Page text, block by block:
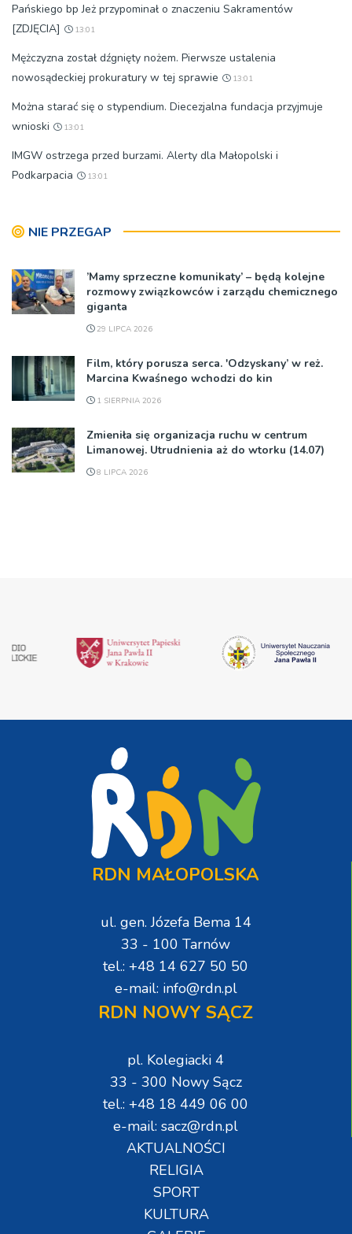
Pańskiego bp Jeż przypominał o znaczeniu Sakramentów
[ZDJĘCIA]
13:01
Mężczyzna został dźgnięty nożem. Pierwsze ustalenia
nowosądeckiej prokuratury w tej sprawie
13:01
Można starać się o stypendium. Diecezjalna fundacja przyjmuje
wnioski
13:01
IMGW ostrzega przed burzami. Alerty dla Małopolski i
Podkarpacia
13:01
NIE PRZEGAP
’Mamy sprzeczne komunikaty’ – będą kolejne
rozmowy związkowców i zarządu chemicznego
giganta
29 LIPCA 2026
Film, który porusza serca. 'Odzyskany’ w reż.
Marcina Kwaśnego wchodzi do kin
1 SIERPNIA 2026
Zmieniła się organizacja ruchu w centrum
Limanowej. Utrudnienia aż do wtorku (14.07)
8 LIPCA 2026
RDN MAŁOPOLSKA
ul. gen. Józefa Bema 14
33 - 100 Tarnów
tel.: +48 14 627 50 50
e-mail: info@rdn.pl
RDN NOWY SĄCZ
pl. Kolegiacki 4
33 - 300 Nowy Sącz
tel.: +48 18 449 06 00
e-mail: sacz@rdn.pl
AKTUALNOŚCI
RELIGIA
SPORT
KULTURA